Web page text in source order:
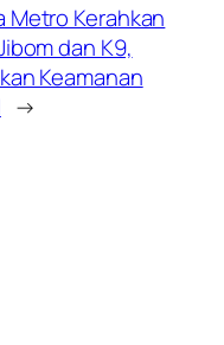
Metro Kerahkan
dan K9,
Keamanan
→